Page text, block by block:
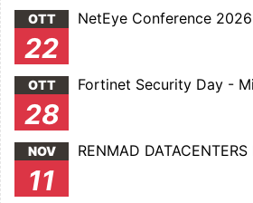
OTT
22
NetEye Conference 2026
OTT
28
Fortinet Security Day -
NOV
11
RENMAD